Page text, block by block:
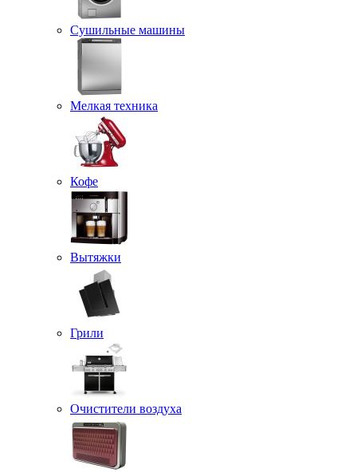
Сушильные машины
Мелкая техника
Кофе
Вытяжки
Грили
Очистители воздуха